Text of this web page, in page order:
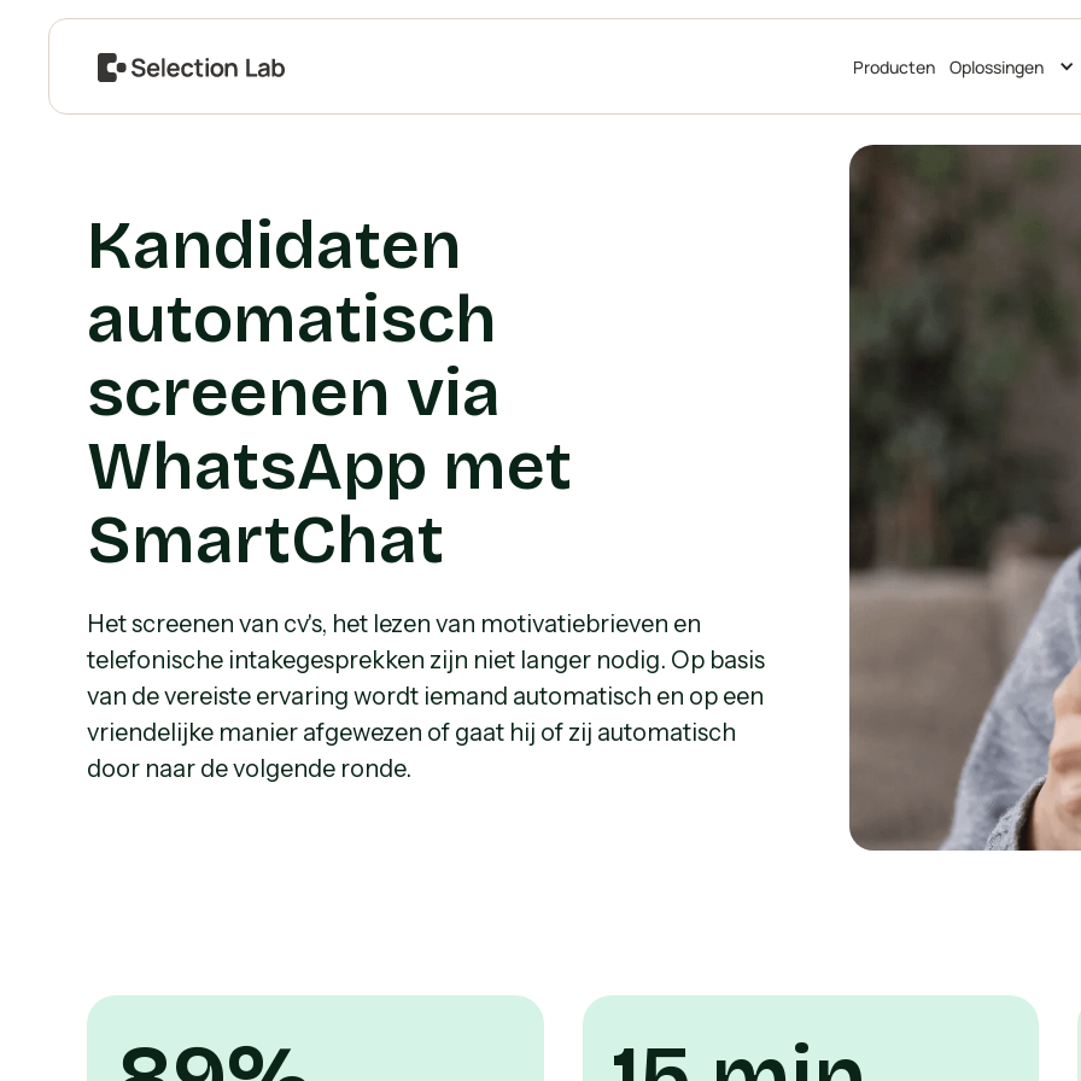
Producten Oplossingen
Kandidaten
automatisch
screenen via
WhatsApp met
SmartChat
Het screenen van cv's, het lezen van motivatiebrieven en
telefonische intakegesprekken zijn niet langer nodig. Op basis
van de vereiste ervaring wordt iemand automatisch en op een
vriendelijke manier afgewezen of gaat hij of zij automatisch
door naar de volgende ronde.